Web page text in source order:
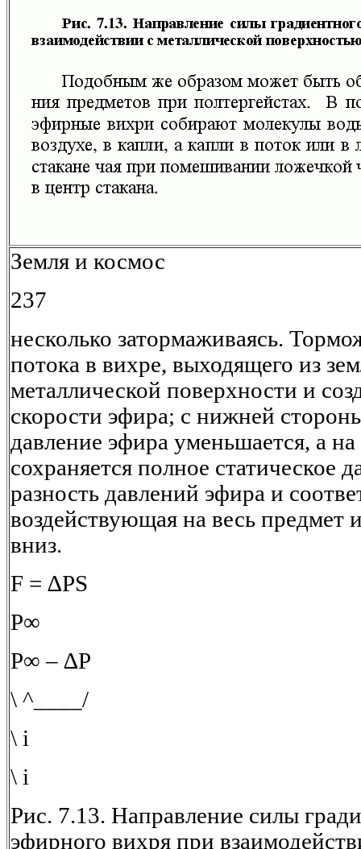
Земля и космос
237
несколько затормаживаясь.
потока в вихре, выходящего из
металлической поверхности и
скорости эфира; с нижней
давление эфира уменьшается, а
сохраняется полное статическое
разность давлений эфира и
воздействующая на весь предмет
вниз.
F = ∆РS
Р∞
Р∞ – ∆Р
\ ^____/
\ i
\ i
Рис. 7.13. Направление силы
эфирного вихря при